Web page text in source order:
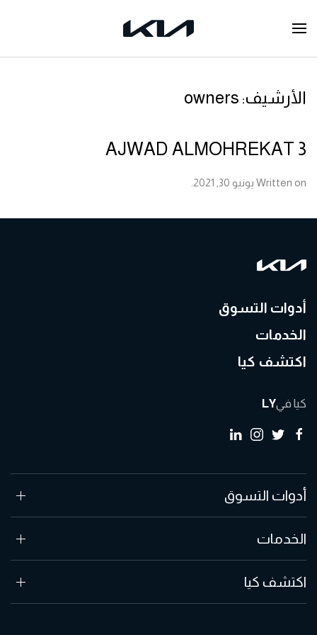
الأرشيف: owners
AJWAD ALMOHREKAT 3
Written on يونيو 30, 2021
أدوات التسوق
الخدمات
اكتشف كيا
كيا فيLY
أدوات التسوق
الخدمات
اكتشف كيا